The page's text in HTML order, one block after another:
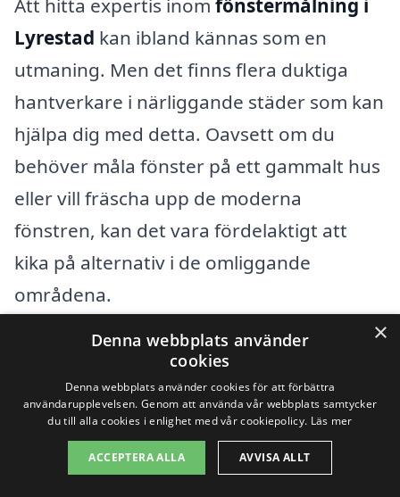
Att hitta expertis inom fönstermålning i
Lyrestad kan ibland kännas som en
utmaning. Men det finns flera duktiga
hantverkare i närliggande städer som kan
hjälpa dig med detta. Oavsett om du
behöver måla fönster på ett gammalt hus
eller vill fräscha upp de moderna
fönstren, kan det vara fördelaktigt att
kika på alternativ i de omliggande
områdena.
Här är några fördelar med att överväga
fönstermålning i städer nära Lyrestad:
Konkurrensutsatta priser som kan ge
dig ett bättre erbjudande.
×
Denna webbplats använder
cookies
Denna webbplats använder cookies för att förbättra
användarupplevelsen. Genom att använda vår webbplats samtycker
du till alla cookies i enlighet med vår cookiepolicy. Läs mer
ACCEPTERA ALLA AVVISA ALLT